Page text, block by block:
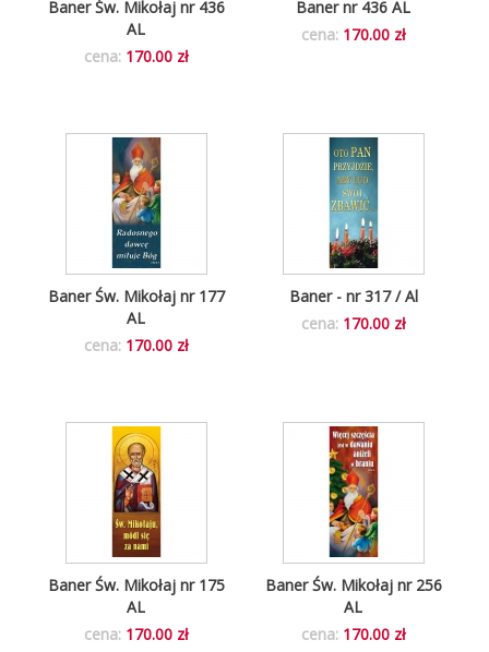
Baner nr 436 AL
cena: 170.00 zł
Baner Św. Mikołaj nr 436
AL
cena: 170.00 zł
Baner - nr 317 / Al
cena: 170.00 zł
Baner Św. Mikołaj nr 177
AL
cena: 170.00 zł
Baner Św. Mikołaj nr 256
AL
cena: 170.00 zł
Baner Św. Mikołaj nr 175
AL
cena: 170.00 zł